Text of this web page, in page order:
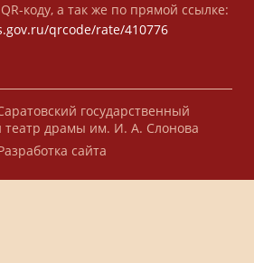
коду, а так же по прямой ссылке:
qrcode/rate/410776
государственный
театр драмы им. И. А. Слонова
сайта